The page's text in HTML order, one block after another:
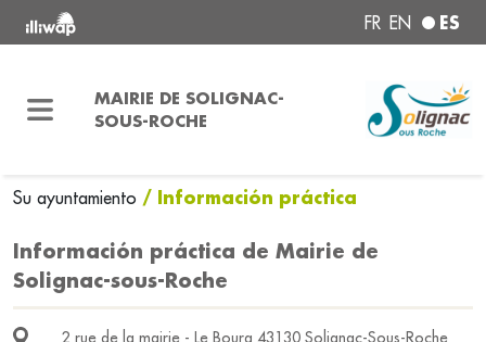
FR EN ES
MAIRIE DE SOLIGNAC-
SOUS-ROCHE
Su ayuntamiento / Información práctica
Información práctica de Mairie de
Solignac-sous-Roche
2 rue de la mairie - Le Bourg 43130 Solignac-Sous-Roche